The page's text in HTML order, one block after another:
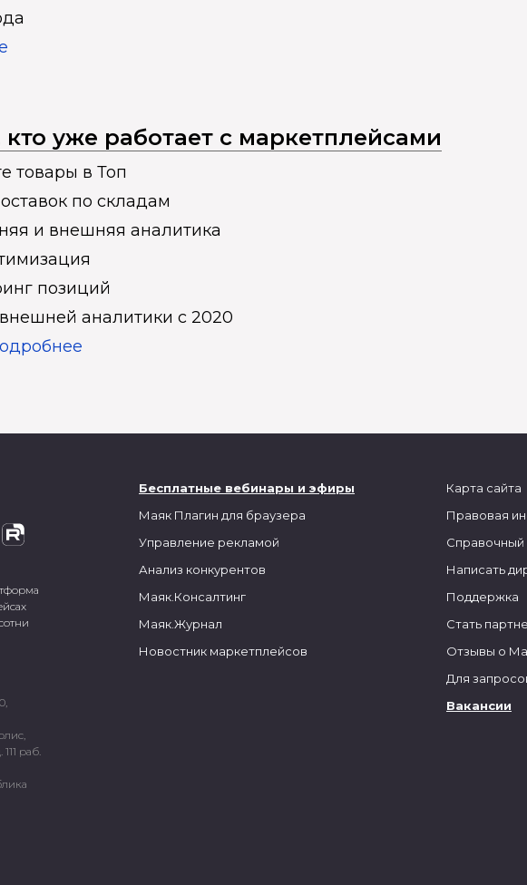
кто уже работает с маркетплейсами
товары в Топ
по складам
и внешняя аналитика
позиций
аналитики с 2020
раб.
Бесплатные вебинары и эфиры
Маяк Плагин для браузера
Управление рекламой
Анализ конкурентов
Маяк.Консалтинг
Маяк.Журнал
Новостник маркетплейсов
Карта сайта
Правовая
Справочный
Написать
Поддержка
Стать
Отзывы о
Для
Вакансии